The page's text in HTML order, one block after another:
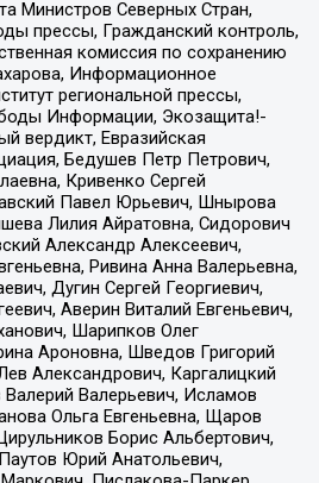
Министров Северных Стран,
прессы, Гражданский контроль,
комиссия по сохранению
Информационное
региональной прессы,
Информации, Экозащита!-
вердикт, Евразийская
Бедушев Петр Петрович,
Кривенко Сергей
Павел Юрьевич, Шнырова
Лилия Айратовна, Сидорович
Александр Алексеевич,
Ривина Анна Валерьевна,
Дугин Сергей Георгиевич,
Аверин Виталий Евгеньевич,
Шарипков Олег
Ароновна, Шведов Григорий
Александрович, Каргалицкий
Валерьевич, Исламов
Ольга Евгеньевна, Щаров
Борис Альбертович,
Юрий Анатольевич,